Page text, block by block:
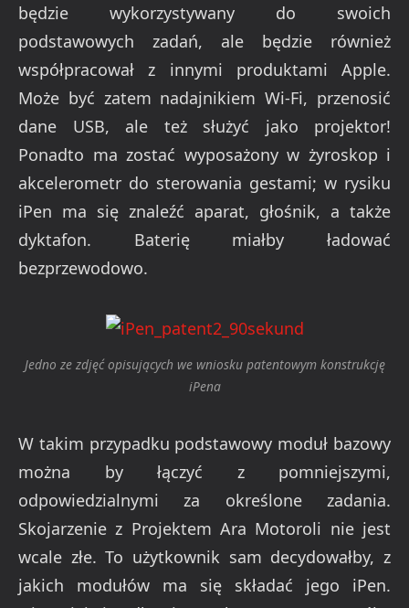
będzie wykorzystywany do swoich
podstawowych zadań, ale będzie również
współpracował z innymi produktami Apple.
Może być zatem nadajnikiem Wi-Fi, przenosić
dane USB, ale też służyć jako projektor!
Ponadto ma zostać wyposażony w żyroskop i
akcelerometr do sterowania gestami; w rysiku
iPen ma się znaleźć aparat, głośnik, a także
dyktafon. Baterię miałby ładować
bezprzewodowo.
Jedno ze zdjęć opisujących we wniosku patentowym konstrukcję
iPena
W takim przypadku podstawowy moduł bazowy
można by łączyć z pomniejszymi,
odpowiedzialnymi za określone zadania.
Skojarzenie z Projektem Ara Motoroli nie jest
wcale złe. To użytkownik sam decydowałby, z
jakich modułów ma się składać jego iPen.